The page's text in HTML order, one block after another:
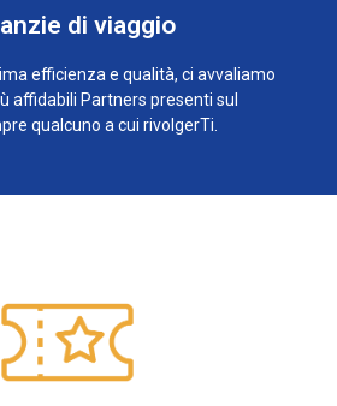
di viaggio
efficienza e qualità, ci avvaliamo
affidabili Partners presenti sul
qualcuno a cui rivolgerTi.